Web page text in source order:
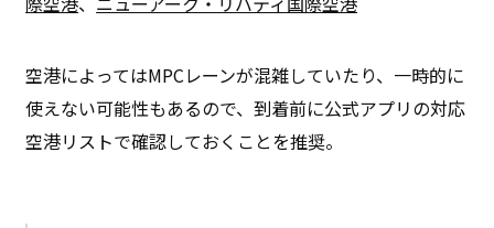
空港によってはMPCレーンが混雑していたり、一時的に
使えない可能性もあるので、到着前に公式アプリの対応
空港リストで確認しておくことを推奨。